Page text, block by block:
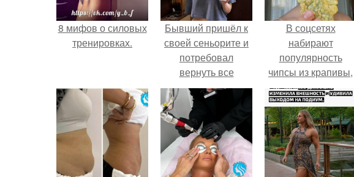
8 мифов о силовых
тренировках.
Бывший пришёл к
своей сеньорите и
потребовал
вернуть все
подарки.
В соцсетях
набирают
популярность
чипсы из крапивы,
которые
пользователи в
комментариях
называют
неожиданно
вкусными.